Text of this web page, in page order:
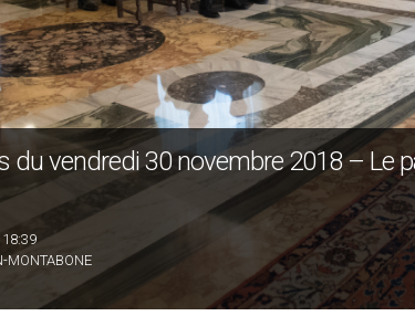
du vendredi 30 novembre 2018 – Le
18:39
MONTABONE